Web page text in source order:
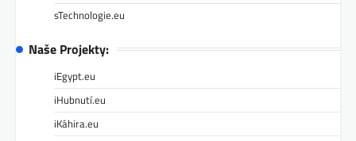
sTechnologie.eu
Naše Projekty:
iEgypt.eu
iHubnutí.eu
iKáhira.eu